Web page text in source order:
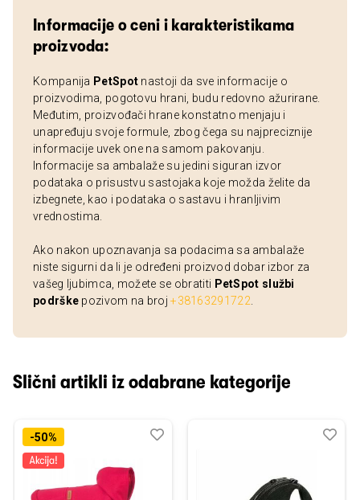
Informacije o ceni i karakteristikama
proizvoda:
Kompanija PetSpot nastoji da sve informacije o
proizvodima, pogotovu hrani, budu redovno ažurirane.
Međutim, proizvođači hrane konstatno menjaju i
unapređuju svoje formule, zbog čega su najpreciznije
informacije uvek one na samom pakovanju.
Informacije sa ambalaže su jedini siguran izvor
podataka o prisustvu sastojaka koje možda želite da
izbegnete, kao i podataka o sastavu i hranljivim
vrednostima.
Ako nakon upoznavanja sa podacima sa ambalaže
niste sigurni da li je određeni proizvod dobar izbor za
vašeg ljubimca, možete se obratiti PetSpot službi
podrške pozivom na broj+38163291722
Slični artikli iz odabrane kategorije
-50%
Dodaj
Uporedi